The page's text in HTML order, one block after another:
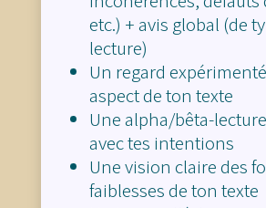
etc.) + avis global (de
lecture)
Un regard
aspect de ton texte
Une alpha/bêta-
avec tes intentions
Une vision claire des
faiblesses de ton texte